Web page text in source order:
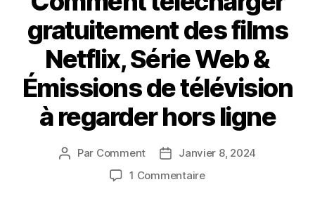
gratuitement des films
Netflix, Série Web &
Émissions de télévision
à regarder hors ligne
Auteur
Par Comment
DateJanvier 8, 2024
1 Commentairesur